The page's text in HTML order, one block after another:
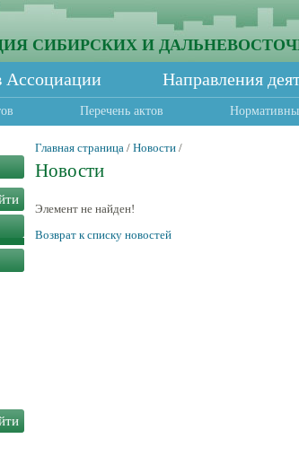
СИБИРСКИХ И
Ассоциации Направления
Перечень актов
Главная страница / Новости /
Новости
Элемент не найден!
Возврат к списку новостей